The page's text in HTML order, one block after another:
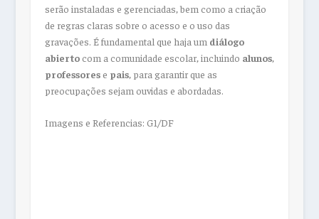
serão instaladas e gerenciadas, bem como a criação
de regras claras sobre o acesso e o uso das
gravações. É fundamental que haja um diálogo
abiertocom a comunidade escolar, incluindo alunos,
professorese pais, para garantir que as
preocupações sejam ouvidas e abordadas.
Imagens e Referencias: G1/DF